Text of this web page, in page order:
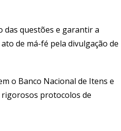
das questões e garantir a
de má-fé pela divulgação de
o Banco Nacional de Itens e
rigorosos protocolos de